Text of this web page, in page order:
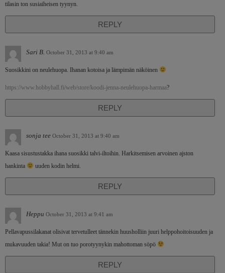
tilasin ton susiaiheisen tyynyn.
REPLY
Sari B. October 31, 2013 at 9:40 am
Suosikkini on neulehuopa. Ihanan kotoisa ja lämpimän näköinen
https://www.hobbyhall.fi/web/store/koodi-jenna-neulehuopa-harmaa?
REPLY
sonja tee October 31, 2013 at 9:40 am
Kaasa sisustustakka ihana suosikki talvi-iltoihin. Harkitsemisen arvoinen ajston
hankinta
uuden kodin helmi.
REPLY
Heppu October 31, 2013 at 9:41 am
Pellavapussilakanat olisivat tervetulleet tännekin huusholliin juuri helppohoitoisuuden ja
mukavuuden takia! Mut on tuo porotyynykin mahottoman söpö
REPLY